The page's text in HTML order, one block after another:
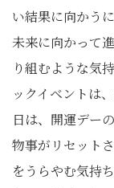
い結果に向かう
未来に向かって
り組むような気
ックイベントは
日は、開運デー
物事がリセット
をうらやむ気持